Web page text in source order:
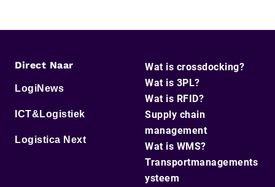
Direct Naar
LogiNews
ICT&Logistiek
Logistica Next
Wat is crossdocking?
Wat is 3PL?
Wat is RFID?
Supply chain
management
Wat is WMS?
Transportmanagements
ysteem